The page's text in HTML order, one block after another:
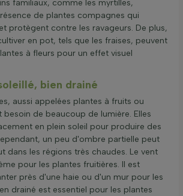
familiaux, comme les myrtilles,
de plantes compagnes qui
protègent contre les ravageurs. De plus,
en pot, tels que les fraises, peuvent
à fleurs pour un effet visuel
bien drainé
aussi appelées plantes à fruits ou
besoin de beaucoup de lumière. Elles
en plein soleil pour produire des
un peu d'ombre partielle peut
dans les régions très chaudes. Le vent
pour les plantes fruitières. Il est
près d'une haie ou d'un mur pour les
drainé est essentiel pour les plantes